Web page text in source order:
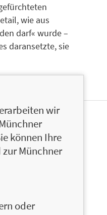
wie aus
darf« wurde –
daransetzte, sie
und seit 2020
schon immer
ihren Augen ist
begeistert sie
wir
können Ihre
Münchner
oder